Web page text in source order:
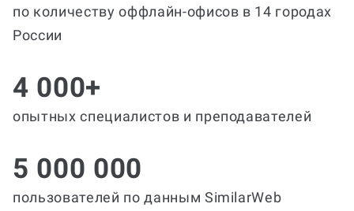
по количеству оффлайн-офисов в 14 городах
России
4 000+
опытных специалистов и преподавателей
5 000 000
пользователей по данным SimilarWeb